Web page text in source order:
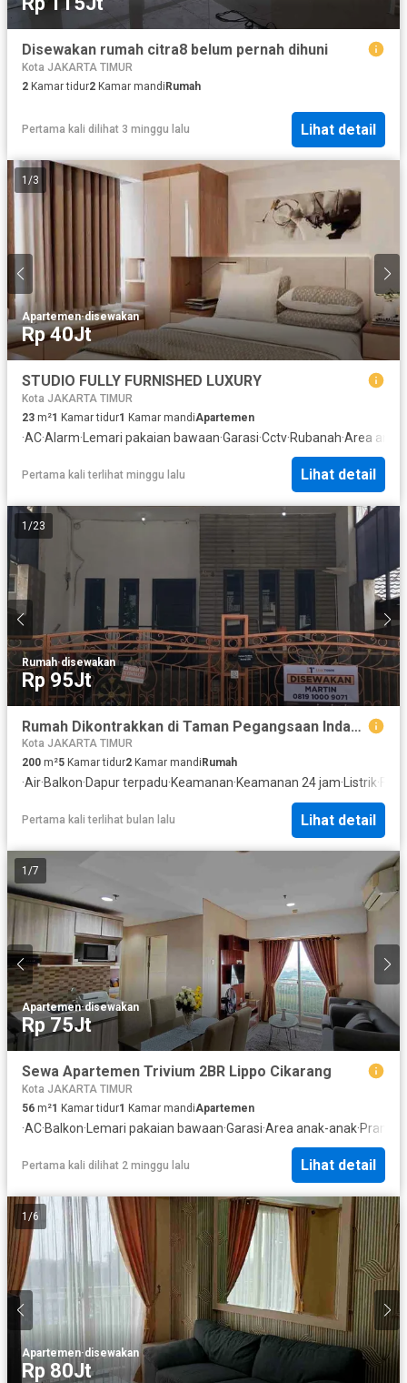
Disewakan rumah citra8 belum pernah dihuni
Kota JAKARTA TIMUR
2 Kamar tidur2 Kamar mandi Rumah
Pertama kali dilihat 3 minggu lalu Lihat detail
1 /3
Apartemen·disewakan
Rp 40Jt
STUDIO FULLY FURNISHED LUXURY
Kota JAKARTA TIMUR
23 m²1 Kamar tidur1 Kamar mandiApartemen
·AC·Alarm· Lemari pakaian bawaan·Garasi·Cctv·Rubanah·Area
Pertama kali terlihat minggu lalu Lihat detail
1 /23
Rumah·disewakan
Rp 95Jt
Rumah Dikontrakkan di Taman Pegangsaan Indah, 4KT+2KM,Sudah Renov,Dekat Mall Kelapa Gading, Sekolah, Rumah Sakit, Murah, Terawat, Luas 200 m²
Kota JAKARTA TIMUR
200 m²5 Kamar tidur2 Kamar mandi Rumah
·Air·Balkon·Dapur terpadu·Keamanan·Keamanan 24 jam·Listrik·
Pertama kali terlihat bulan lalu Lihat detail
1 /7
Apartemen·disewakan
Rp 75Jt
Sewa Apartemen Trivium 2BR Lippo Cikarang
Kota JAKARTA TIMUR
56 m²1 Kamar tidur1 Kamar mandiApartemen
·AC·Balkon· Lemari pakaian bawaan·Garasi·Area anak-anak·
Pertama kali dilihat 2 minggu lalu Lihat detail
1 /6
Apartemen·disewakan
Rp 80Jt